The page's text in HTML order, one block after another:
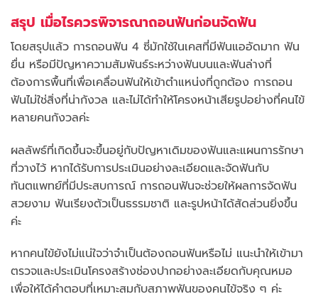
สรุป เมื่อไรควรพิจารณาถอนฟันก่อนจัดฟัน
โดยสรุปแล้ว การถอนฟัน 4 ซี่มักใช้ในเคสที่มีฟันแออัดมาก ฟัน
ยื่น หรือมีปัญหาความสัมพันธ์ระหว่างฟันบนและฟันล่างที่
ต้องการพื้นที่เพื่อเคลื่อนฟันให้เข้าตำแหน่งที่ถูกต้อง การถอน
ฟันไม่ใช่สิ่งที่น่ากังวล และไม่ได้ทำให้โครงหน้าเสียรูปอย่างที่คนไข้
หลายคนกังวลค่ะ
ผลลัพธ์ที่เกิดขึ้นจะขึ้นอยู่กับปัญหาเดิมของฟันและแผนการรักษา
ที่วางไว้ หากได้รับการประเมินอย่างละเอียดและจัดฟันกับ
ทันตแพทย์ที่มีประสบการณ์ การถอนฟันจะช่วยให้ผลการจัดฟัน
สวยงาม ฟันเรียงตัวเป็นธรรมชาติ และรูปหน้าได้สัดส่วนยิ่งขึ้น
ค่ะ
หากคนไข้ยังไม่แน่ใจว่าจำเป็นต้องถอนฟันหรือไม่ แนะนำให้เข้ามา
ตรวจและประเมินโครงสร้างช่องปากอย่างละเอียดกับคุณหมอ
เพื่อให้ได้คำตอบที่เหมาะสมกับสภาพฟันของคนไข้จริง ๆ ค่ะ